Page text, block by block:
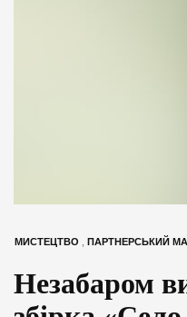
МИСТЕЦТВО , ПАРТНЕРСЬКИЙ
Незабаром